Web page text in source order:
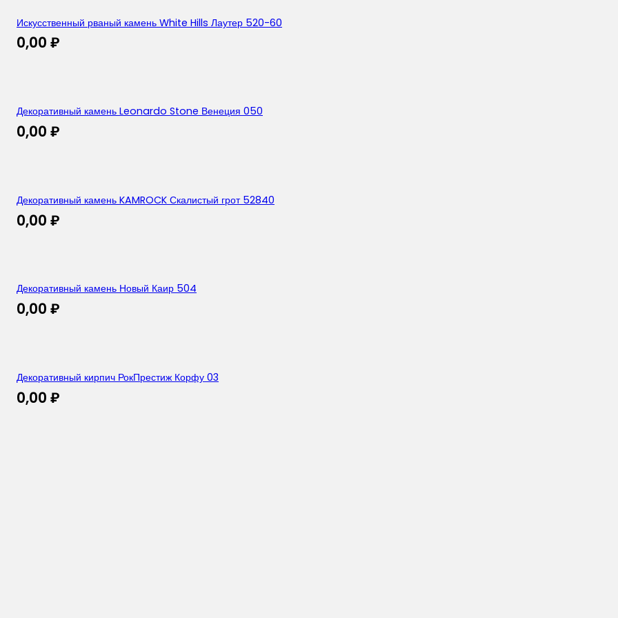
Искусственный рваный камень White Hills Лаутер 520-60
0,00 ₽
Декоративный камень Leonardo Stone Венеция 050
0,00 ₽
Декоративный камень KAMROCK Скалистый грот 52840
0,00 ₽
Декоративный камень Новый Каир 504
0,00 ₽
Декоративный кирпич РокПрестиж Корфу 03
0,00 ₽